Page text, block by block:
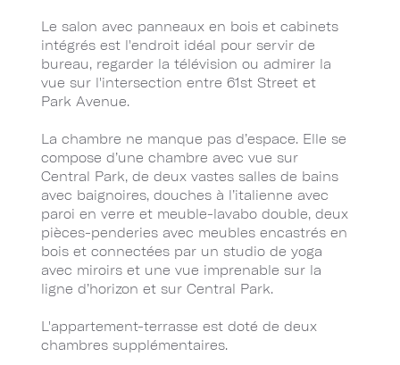
Le salon avec panneaux en bois et cabinets
intégrés est l'endroit idéal pour servir de
bureau, regarder la télévision ou admirer la
vue sur l'intersection entre 61st Street et
Park Avenue.
La chambre ne manque pas d’espace. Elle se
compose d’une chambre avec vue sur
Central Park, de deux vastes salles de bains
avec baignoires, douches à l’italienne avec
paroi en verre et meuble-lavabo double, deux
pièces-penderies avec meubles encastrés en
bois et connectées par un studio de yoga
avec miroirs et une vue imprenable sur la
ligne d’horizon et sur Central Park.
L'appartement-terrasse est doté de deux
chambres supplémentaires.